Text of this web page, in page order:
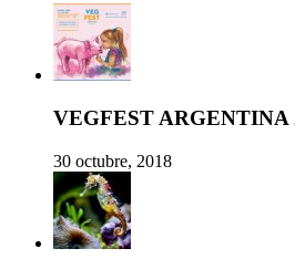
VEGFEST ARGENTINA
30 octubre, 2018